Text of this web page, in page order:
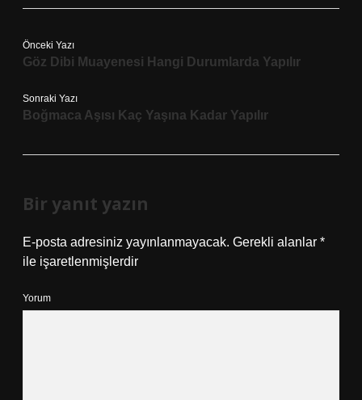
Önceki Yazı
Göz Dibi Muayenesi Hangi Durumlarda Yapılır
Sonraki Yazı
Boğmaca Aşısı Kaç Yaşına Kadar Yapılır
Bir yanıt yazın
E-posta adresiniz yayınlanmayacak. Gerekli alanlar *
ile işaretlenmişlerdir
Yorum